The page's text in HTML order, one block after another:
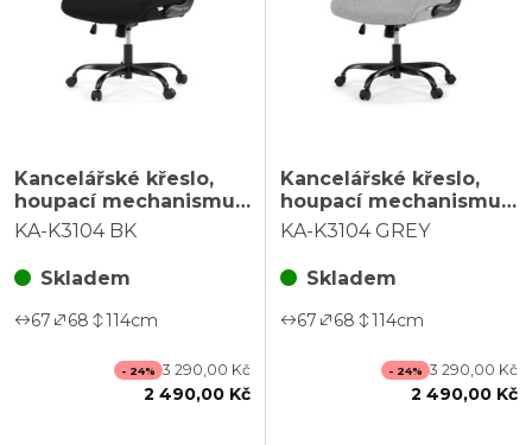
Kancelářské křeslo,
houpací mechanismus,
černá látka, KA-K3104
KA-K3104 BK
Skladem
67 68 114cm
- 24% 3 290,00 Kč
2 490,00 Kč
Kancelářské křeslo,
houpací mechanismus,
šedá látka, KA-K3104
KA-K3104 GREY
Skladem
67 68 114cm
- 24% 3 290,00 Kč
2 490,00 Kč